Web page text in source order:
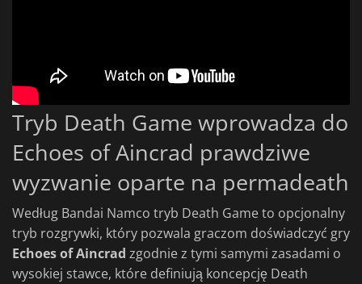
Tryb Death Game wprowadza do
Echoes of Aincrad prawdziwe
wyzwanie oparte na permadeath
Według Bandai Namco tryb Death Game to opcjonalny
tryb rozgrywki, który pozwala graczom doświadczyć gry
Echoes of Aincrad zgodnie z tymi samymi zasadami o
wysokiej stawce, które definiują koncepcję Death